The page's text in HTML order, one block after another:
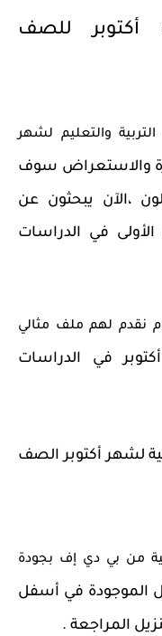
أكتوبر للصف
والتعليم لشهر
والاستعراض سوف
،الآن يبحثون عن
في الدراسات
نقدم لهم ملف مثالي
في الدراسات
لشهر أكتوبر الصف
من بي دي إف بجودة
الموجودة في أسفل
المراجعة .